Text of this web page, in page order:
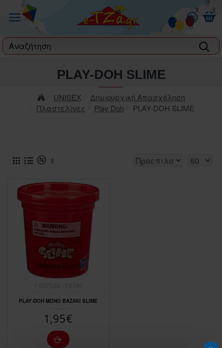
0 0
label
UNISEX
Δημιουργική Απασχόληση
Πλαστελίνες
Play Doh PLAY-DOH SLIME
PLAY-DOH SLIME
0
PLAY-DOH ΜΟΝΟ ΒΑΖΑΚΙ SLIME
1,95€